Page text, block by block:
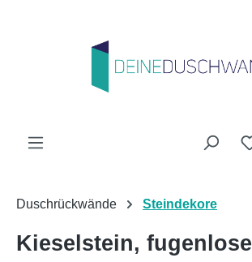
Duschrückwände Steindekore
Kieselstein, fugenlose